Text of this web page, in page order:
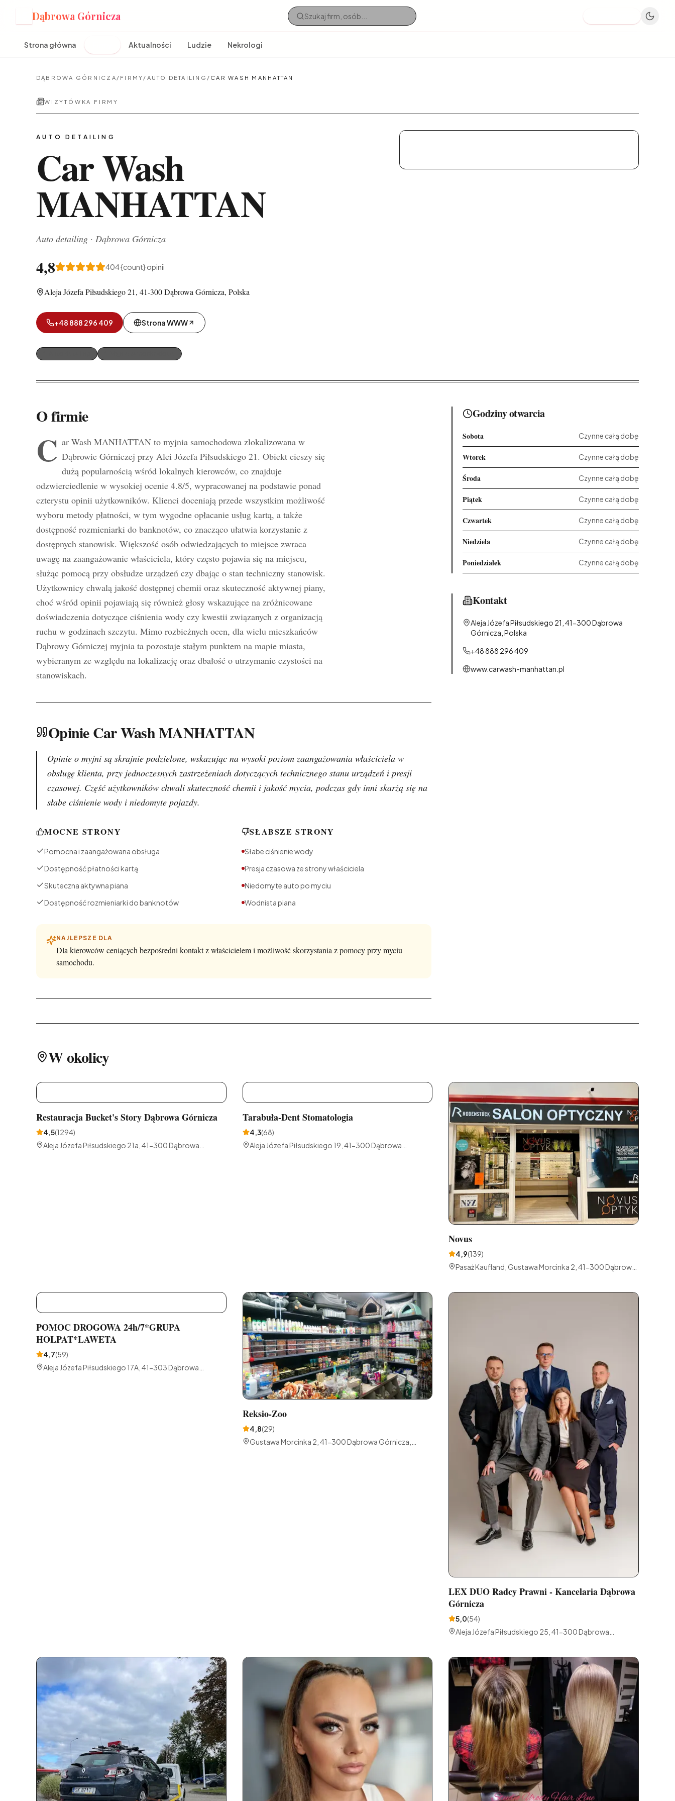
Dąbrowa Górnicza
Strona główna Aktualności Ludzie Nekrologi
DĄBROWA GÓRNICZA / FIRMY / AUTO DETAILING / CAR WASH MANHATTAN
WIZYTÓWKA FIRMY
AUTO DETAILING
Car Wash
MANHATTAN
Auto detailing · Dąbrowa Górnicza
4,8 404{count} opinii
Aleja Józefa Piłsudskiego 21, 41-300 Dąbrowa Górnicza, Polska
+48 888 296 409 Strona WWW
O firmie
C ar Wash MANHATTAN to myjnia samochodowa zlokalizowana w
Dąbrowie Górniczej przy Alei Józefa Piłsudskiego 21. Obiekt cieszy się
dużą popularnością wśród lokalnych kierowców, co znajduje
odzwierciedlenie w wysokiej ocenie 4.8/5, wypracowanej na podstawie ponad
czterystu opinii użytkowników. Klienci doceniają przede wszystkim możliwość
wyboru metody płatności, w tym wygodne opłacanie usług kartą, a także
dostępność rozmieniarki do banknotów, co znacząco ułatwia korzystanie z
dostępnych stanowisk. Większość osób odwiedzających to miejsce zwraca
uwagę na zaangażowanie właściciela, który często pojawia się na miejscu,
służąc pomocą przy obsłudze urządzeń czy dbając o stan techniczny stanowisk.
Użytkownicy chwalą jakość dostępnej chemii oraz skuteczność aktywnej piany,
choć wśród opinii pojawiają się również głosy wskazujące na zróżnicowane
doświadczenia dotyczące ciśnienia wody czy kwestii związanych z organizacją
ruchu w godzinach szczytu. Mimo rozbieżnych ocen, dla wielu mieszkańców
Dąbrowy Górniczej myjnia ta pozostaje stałym punktem na mapie miasta,
wybieranym ze względu na lokalizację oraz dbałość o utrzymanie czystości na
stanowiskach.
Opinie Car Wash MANHATTAN
Opinie o myjni są skrajnie podzielone, wskazując na wysoki poziom zaangażowania właściciela w
obsługę klienta, przy jednoczesnych zastrzeżeniach dotyczących technicznego stanu urządzeń i presji
czasowej. Część użytkowników chwali skuteczność chemii i jakość mycia, podczas gdy inni skarżą się na
słabe ciśnienie wody i niedomyte pojazdy.
MOCNE STRONY
Pomocna i zaangażowana obsługa
Dostępność płatności kartą
Skuteczna aktywna piana
Dostępność rozmieniarki do banknotów
SŁABSZE STRONY
Słabe ciśnienie wody
Presja czasowa ze strony właściciela
Niedomyte auto po myciu
Wodnista piana
NAJLEPSZE DLA
Dla kierowców ceniących bezpośredni kontakt z właścicielem i możliwość skorzystania z pomocy przy myciu
samochodu.
Godziny otwarcia
Sobota Czynne całą dobę
Wtorek Czynne całą dobę
Środa Czynne całą dobę
Piątek Czynne całą dobę
Czwartek Czynne całą dobę
Niedziela Czynne całą dobę
Poniedziałek Czynne całą dobę
Kontakt
Aleja Józefa Piłsudskiego 21, 41-300 Dąbrowa
Górnicza, Polska
+48 888 296 409
www.carwash-manhattan.pl
W okolicy
Restauracja Bucket's Story Dąbrowa Górnicza
4,5(1294)
Aleja Józefa Piłsudskiego 21a, 41-300 Dąbrowa
Tarabuła-Dent Stomatologia
4,3(68)
Aleja Józefa Piłsudskiego 19, 41-300 Dąbrowa
Novus
4,9(139)
Pasaż Kaufland, Gustawa Morcinka 2, 41-300 Dąbrowa
POMOC DROGOWA 24h/7*GRUPA
HOLPAT*LAWETA
4,7(59)
Aleja Józefa Piłsudskiego 17A, 41-303 Dąbrowa
Reksio-Zoo
4,8(29)
Gustawa Morcinka 2, 41-300 Dąbrowa Górnicza,
LEX DUO Radcy Prawni - Kancelaria Dąbrowa
Górnicza
5,0(54)
Aleja Józefa Piłsudskiego 25, 41-300 Dąbrowa